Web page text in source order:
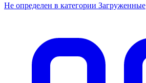
Не определен в категории Загруженные